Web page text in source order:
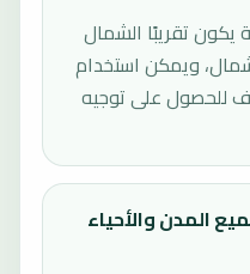
يكون تقريبًا الشمال
من جهة الشمال، ويمكن استخدام
للحصول على توجيه
المدن والأحياء